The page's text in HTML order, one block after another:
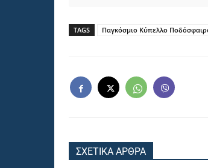
TAGS Παγκόσμιο Κύπελλο
ΣΧΕΤΙΚΑ ΑΡΘΡΑ